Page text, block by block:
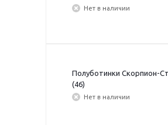
Нет в наличии
Полуботинки Скорпион-
(46)
Нет в наличии